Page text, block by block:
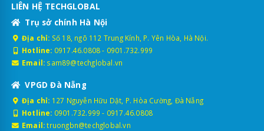
LIÊN HỆ TECHGLOBAL
Trụ sở chính Hà Nội
Địa chỉ: Số 18, ngõ 112 Trung Kính, P. Yên Hòa, Hà Nội.
Hotline: 0917.46.0808- 0901.732.999
Email: sam89@techglobal.vn
VPGD Đà Nẵng
Địa chỉ: 127 Nguyễn Hữu Dật, P. Hòa Cường, Đà Nẵng
Hotline: 0901.732.999 - 0917.46.0808
Email: truongbn@techglobal.vn